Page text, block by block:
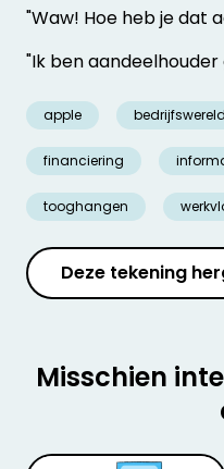
"Waw! Hoe heb je dat
"Ik ben
apple bedrijfswereld
financiering
tooghangen
Deze tekening
Misschien